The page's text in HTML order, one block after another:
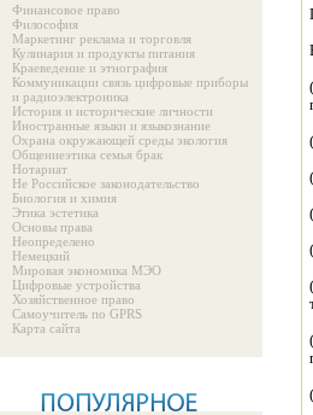
Финансовое право
Философия
Маркетинг реклама и торговля
Кулинария и продукты питания
Краеведение и этнография
Коммуникации связь цифровые приборы
и радиоэлектроника
История и исторические личности
Иностранные языки и языкознание
Охрана окружающей среды экология
Общениеэтика семья брак
Нотариат
Не Российское законодательство
Биология и химия
Этика эстетика
Основы права
Неопределено
Немецкий
Мировая экономика МЭО
Цифровые устройства
Хозяйственное право
Самоучитель по GPRS
Карта сайта